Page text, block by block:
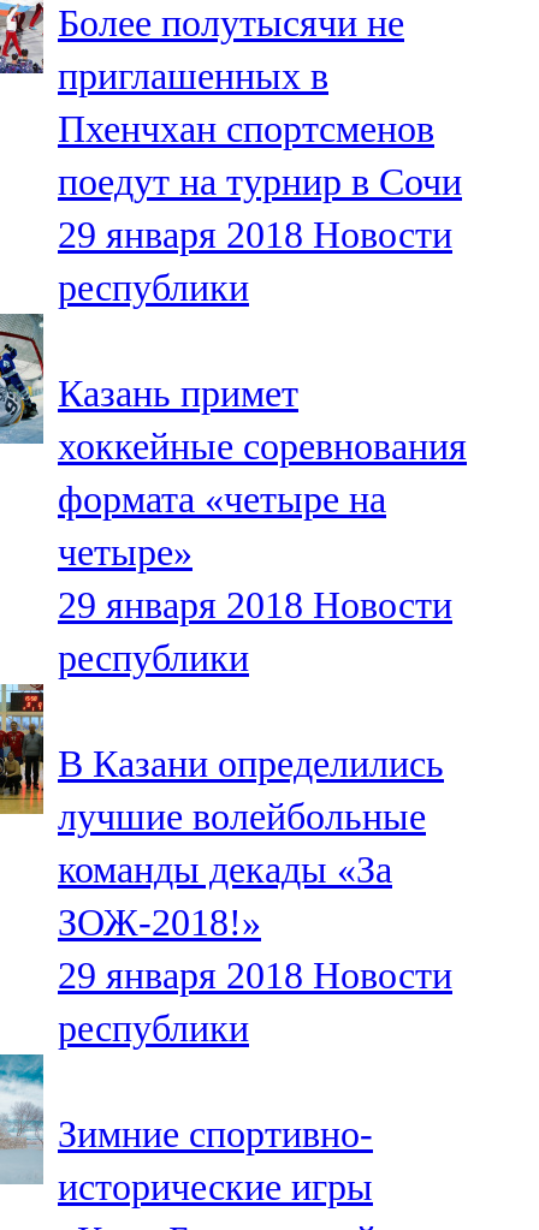
Олы Әтнә
71,42 FM
Сарман
107,8 FM
Теләче
106,1 FM
102,6 FM
Чирмешән
107,7 FM
Чистай
103,0 FM
Чүпрәле
Шәмәрдән
102,3 FM
Яңа чишмә
107,0 FM
Яр Чаллы
105,5 FM
Более полутысячи не
приглашенных в
Пхенчхан спортсменов
поедут на турнир в Сочи
29 января 2018 Новости
республики
Казань примет
хоккейные соревнования
формата «четыре на
четыре»
29 января 2018 Новости
республики
В Казани определились
лучшие волейбольные
команды декады «За
ЗОЖ-2018!»
29 января 2018 Новости
республики
Зимние спортивно-
исторические игры